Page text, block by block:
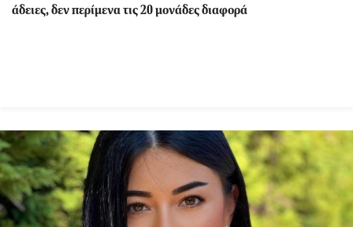
άδειες, δεν περίμενα τις 20 μονάδες διαφορά